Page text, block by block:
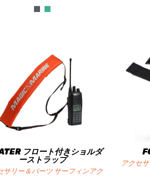
フロート付きショルダ
ーストラップ
サリー＆パーツ サーフィンアク
アクセ